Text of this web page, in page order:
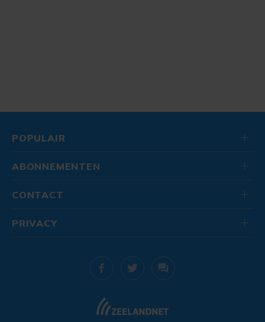
POPULAIR
ABONNEMENTEN
CONTACT
PRIVACY